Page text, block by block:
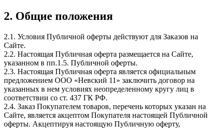
2. Общие положения
2.1. Условия Публичной оферты действуют для Заказов на
Сайте.
2.2. Настоящая Публичная оферта размещается на Сайте,
указанном в пп.1.5. Публичной оферты.
2.3. Настоящая Публичная оферта является официальным
предложением ООО «Невский 11» заключить договор на
указанных в нем условиях неопределенному кругу лиц в
соответствии со ст. 437 ГК РФ.
2.4. Заказ Покупателем товаров, перечень которых указан на
Сайте, является акцептом Покупателя настоящей Публичной
оферты. Акцептируя настоящую Публичную оферту,